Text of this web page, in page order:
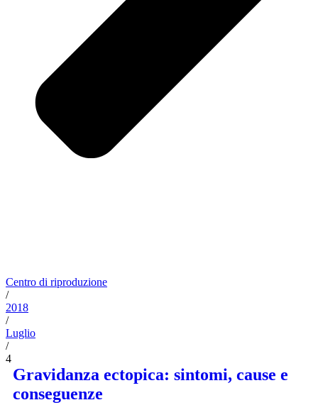
Centro di riproduzione
/
2018
/
Luglio
/
4
Gravidanza ectopica: sintomi, cause e
conseguenze